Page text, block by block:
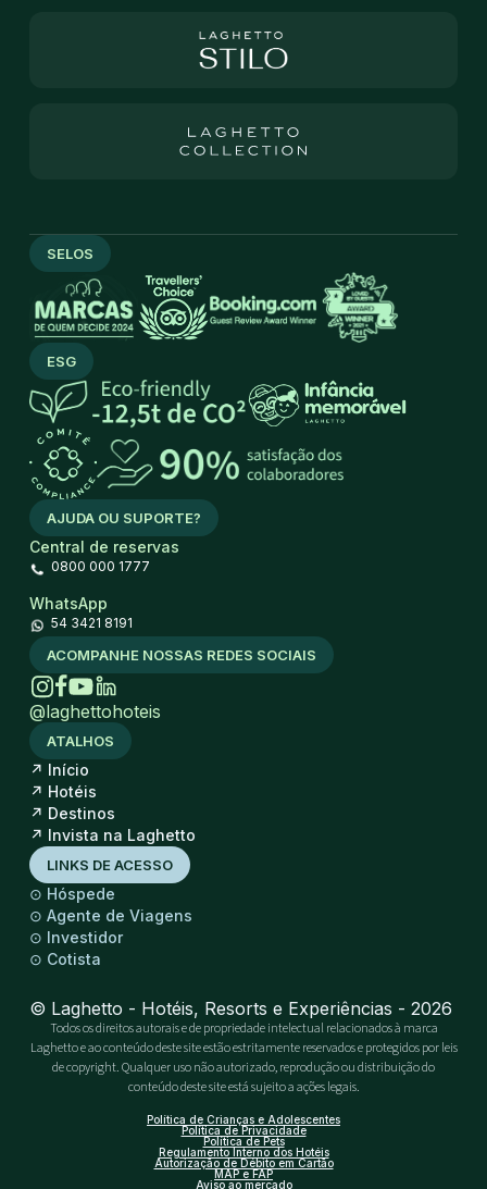
AJUDA OU SUPORTE?
Central de reservas
0800 000 1777
WhatsApp
54 3421 8191
SELOS
ESG
ACOMPANHE NOSSAS REDES SOCIAIS
@laghettohoteis
ATALHOS
↗ Início
↗ Hotéis
↗ Destinos
↗ Invista na Laghetto
LINKS DE ACESSO
⊙ Hóspede
⊙ Agente de Viagens
⊙ Investidor
⊙ Cotista
© Laghetto - Hotéis, Resorts e Experiências - 2026
Todos os direitos autorais e de propriedade intelectual relacionados à marca
Laghetto e ao conteúdo deste site estão estritamente reservados e protegidos por leis
de copyright. Qualquer uso não autorizado, reprodução ou distribuição do
conteúdo deste site está sujeito a ações legais.
Política de Crianças e Adolescentes
Política de Privacidade
Política de Pets
Regulamento Interno dos Hotéis
Autorização de Débito em Cartão
MAP e FAP
Aviso ao mercado